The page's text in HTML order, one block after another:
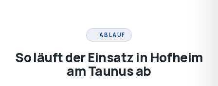
ABLAUF
So läuft der Einsatz in Hofheim
am Taunus ab